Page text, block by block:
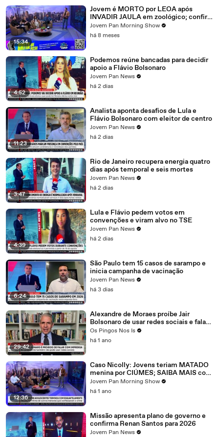
15:34
Jovem é MORTO por LEOA após
INVADIR JAULA em zoológico; confira
debate
Jovem Pan Morning Show
há 8 meses
4:52
Podemos reúne bancadas para decidir
apoio a Flávio Bolsonaro
Jovem Pan News
há 2 dias
11:23
Analista aponta desafios de Lula e
Flávio Bolsonaro com eleitor de centro
Jovem Pan News
há 2 dias
3:47
Rio de Janeiro recupera energia quatro
dias após temporal e seis mortes
Jovem Pan News
há 2 dias
4:39
Lula e Flávio pedem votos em
convenções e viram alvo no TSE
Jovem Pan News
há 2 dias
6:24
São Paulo tem 15 casos de sarampo e
inicia campanha de vacinação
Jovem Pan News
há 3 dias
29:42
Alexandre de Moraes proíbe Jair
Bolsonaro de usar redes sociais e falar
com imprensa
Os Pingos Nos Is
há 1 ano
12:36
Caso Nicolly: Jovens teriam MATADO
menina por CIÚMES; SAIBA MAIS com
Carla Albuquerque
Jovem Pan Morning Show
há 1 ano
Missão apresenta plano de governo e
confirma Renan Santos para 2026
Jovem Pan News